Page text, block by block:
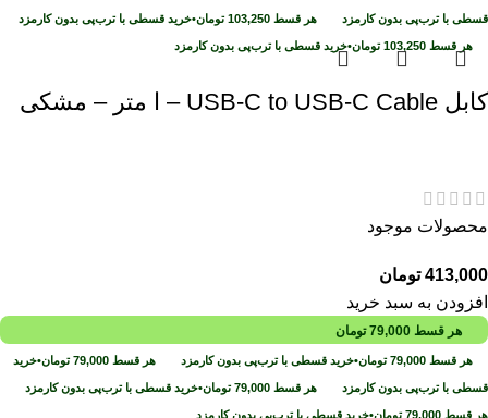
قسطی با ترب‌پی بدون کارمزد هر قسط 103,250 تومان•خرید قسطی با ترب‌پی بدون کارمزد
هر قسط 103,250 تومان•خرید قسطی با ترب‌پی بدون کارمزد
کابل USB-C to USB-C Cable – ا متر – مشکی
محصولات موجود
413,000 تومان
افزودن به سبد خرید
هر قسط 79,000 تومان
هر قسط 79,000 تومان•خرید قسطی با ترب‌پی بدون کارمزد هر قسط 79,000 تومان•خرید
قسطی با ترب‌پی بدون کارمزد هر قسط 79,000 تومان•خرید قسطی با ترب‌پی بدون کارمزد
هر قسط 79,000 تومان•خرید قسطی با ترب‌پی بدون کارمزد